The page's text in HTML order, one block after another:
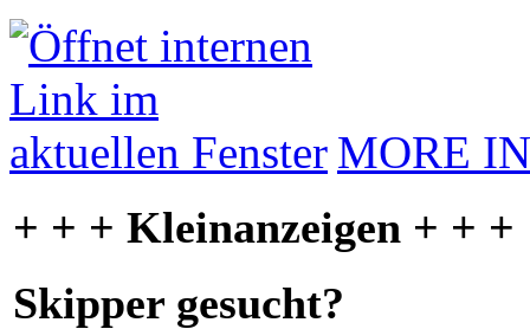
MORE
+ + + Kleinanzeigen + + +
Skipper gesucht?